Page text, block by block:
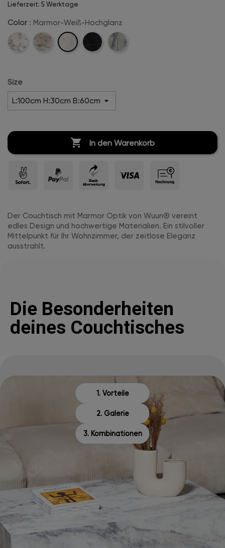
Lieferzeit: 5 Werktage
Color : Marmor-Weiß-Hochglanz
Carrara-Champanger-
Marmor-
Weiß-
Midnight-Creme-
Size
 In den Warenkorb
Der Couchtisch mit Marmor Optik von Wuun® vereint
edles Design und hochwertige Materialien. Ein stilvoller
Mittelpunkt für Ihr Wohnzimmer, der zeitlose Eleganz
ausstrahlt.
Die Besonderheiten
deines Couchtisches
1. Vorteile
2. Galerie
3. Kombinationen